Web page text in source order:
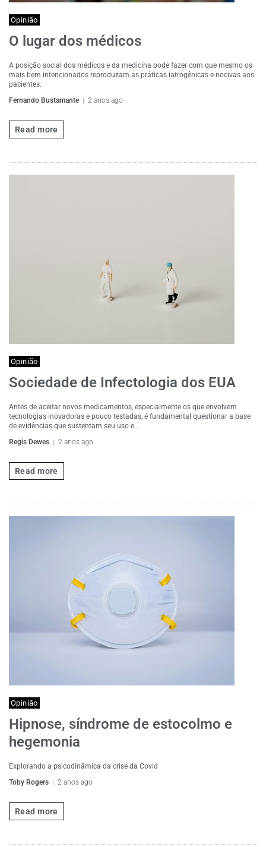
Opinião
O lugar dos médicos
A posição social dos médicos e da medicina pode fazer com que mesmo os
mais bem intencionados reproduzam as práticas iatrogênicas e nocivas aos
pacientes.
Fernando Bustamante
2 anos ago
Read more
Opinião
Sociedade de Infectologia dos EUA
Antes de aceitar novos medicamentos, especialmente os que envolvem
tecnologias inovadoras e pouco testadas, é fundamental questionar a base
de evidências que sustentam seu uso e...
Regis Dewes
2 anos ago
Read more
Opinião
Hipnose, síndrome de estocolmo e
hegemonia
Explorando a psicodinâmica da crise da Covid
Toby Rogers
2 anos ago
Read more